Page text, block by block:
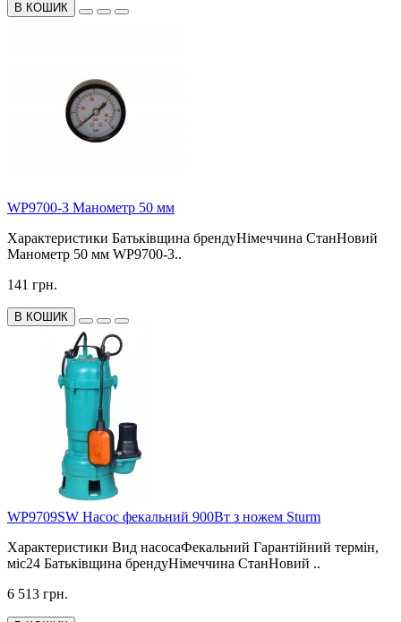
В КОШИК
WP9700-3 Манометр 50 мм
Характеристики Батьківщина брендуНімеччина СтанНовий
Манометр 50 мм WP9700-3..
141 грн.
В КОШИК
WP9709SW Насос фекальний 900Вт з ножем Sturm
Характеристики Вид насосаФекальний Гарантійний термін,
міс24 Батьківщина брендуНімеччина СтанНовий ..
6 513 грн.